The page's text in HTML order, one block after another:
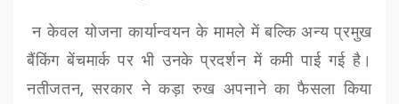
न केवल योजना कार्यान्वयन के मामले में बल्कि अन्य प्रमुख
बैंकिंग बेंचमार्क पर भी उनके प्रदर्शन में कमी पाई गई है।
नतीजतन,सरकार ने कड़ा रुख अपनाने का फैसला किया